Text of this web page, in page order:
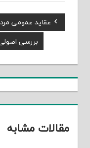
راهبری
نوشته
Previous
Post:
عقاید عمومی
Next
Post:
بررسی
مقالات مشابه